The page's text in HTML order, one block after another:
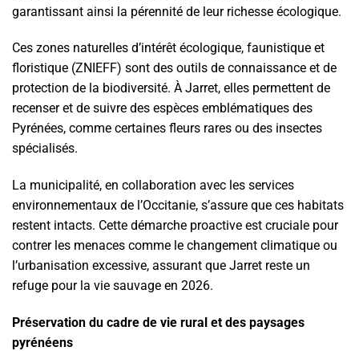
garantissant ainsi la pérennité de leur richesse écologique.
Ces zones naturelles d’intérêt écologique, faunistique et
floristique (ZNIEFF) sont des outils de connaissance et de
protection de la biodiversité. À Jarret, elles permettent de
recenser et de suivre des espèces emblématiques des
Pyrénées, comme certaines fleurs rares ou des insectes
spécialisés.
La municipalité, en collaboration avec les services
environnementaux de l’Occitanie, s’assure que ces habitats
restent intacts. Cette démarche proactive est cruciale pour
contrer les menaces comme le changement climatique ou
l’urbanisation excessive, assurant que Jarret reste un
refuge pour la vie sauvage en 2026.
Préservation du cadre de vie rural et des paysages
pyrénéens